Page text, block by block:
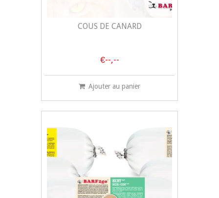
COUS DE CANARD
€--,--
Ajouter au panier